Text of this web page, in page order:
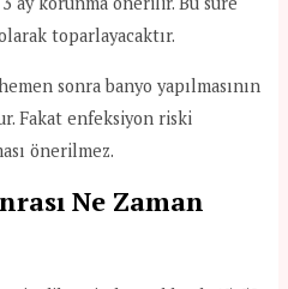
toparlayacaktır.
sonra banyo yapılmasının
Fakat enfeksiyon riski
önerilmez.
Ne Zaman